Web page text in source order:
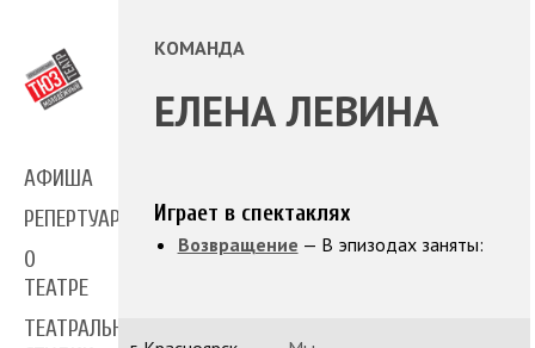
АФИША
РЕПЕРТУАР
О
ТЕАТРЕ
ТЕАТРАЛЬНЫЕ
КОМАНДА
ЕЛЕНА ЛЕВИНА
Играет в спектаклях
Возвращение — В эпизодах заняты: